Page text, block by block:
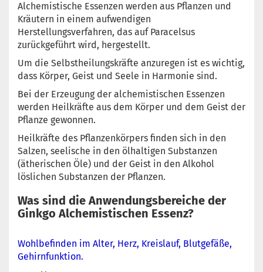
Alchemistische Essenzen werden aus Pflanzen und
Kräutern in einem aufwendigen
Herstellungsverfahren, das auf Paracelsus
zurückgeführt wird, hergestellt.
Um die Selbstheilungskräfte anzuregen ist es wichtig,
dass Körper, Geist und Seele in Harmonie sind.
Bei der Erzeugung der alchemistischen Essenzen
werden Heilkräfte aus dem Körper und dem Geist der
Pflanze gewonnen.
Heilkräfte des Pflanzenkörpers finden sich in den
Salzen, seelische in den ölhaltigen Substanzen
(ätherischen Öle) und der Geist in den Alkohol
löslichen Substanzen der Pflanzen.
Was sind die Anwendungsbereiche der
Ginkgo Alchemistischen Essenz?
Wohlbefinden im Alter, Herz, Kreislauf, Blutgefäße,
Gehirnfunktion.